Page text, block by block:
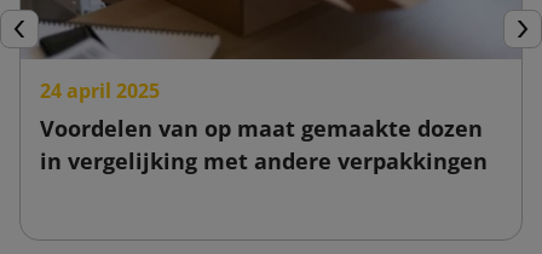
Vorige
24 april 2025
Voordelen van op maat gemaakte dozen
in vergelijking met andere verpakkingen